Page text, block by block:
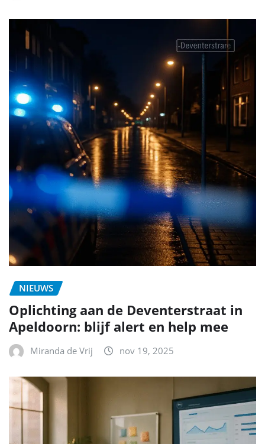
NIEUWS
Oplichting aan de Deventerstraat in
Apeldoorn: blijf alert en help mee
Miranda de Vrij nov 19, 2025